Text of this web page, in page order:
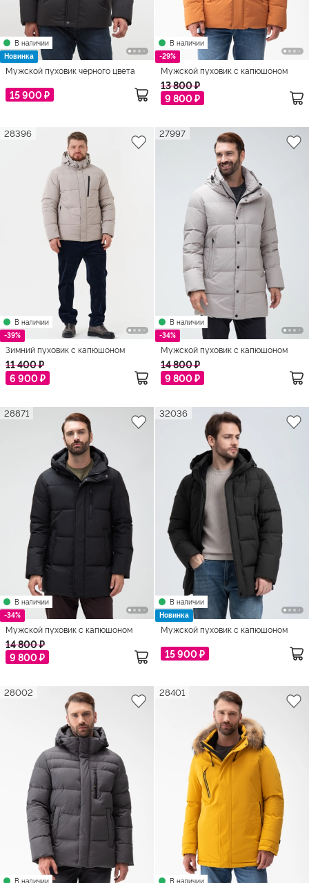
В наличии
Новинка
Мужской пуховик черного цвета
15 900 ₽
В наличии
-29%
Мужской пуховик с капюшоном
13 800 ₽
9 800 ₽
В наличии
-39%
28396
Зимний пуховик с капюшоном
11 400 ₽
6 900 ₽
В наличии
-34%
27997
Мужской пуховик с капюшоном
14 800 ₽
9 800 ₽
В наличии
-34%
28871
Мужской пуховик с капюшоном
14 800 ₽
9 800 ₽
В наличии
Новинка
32036
Мужской пуховик с капюшоном
15 900 ₽
В наличии
28002
В наличии
28401